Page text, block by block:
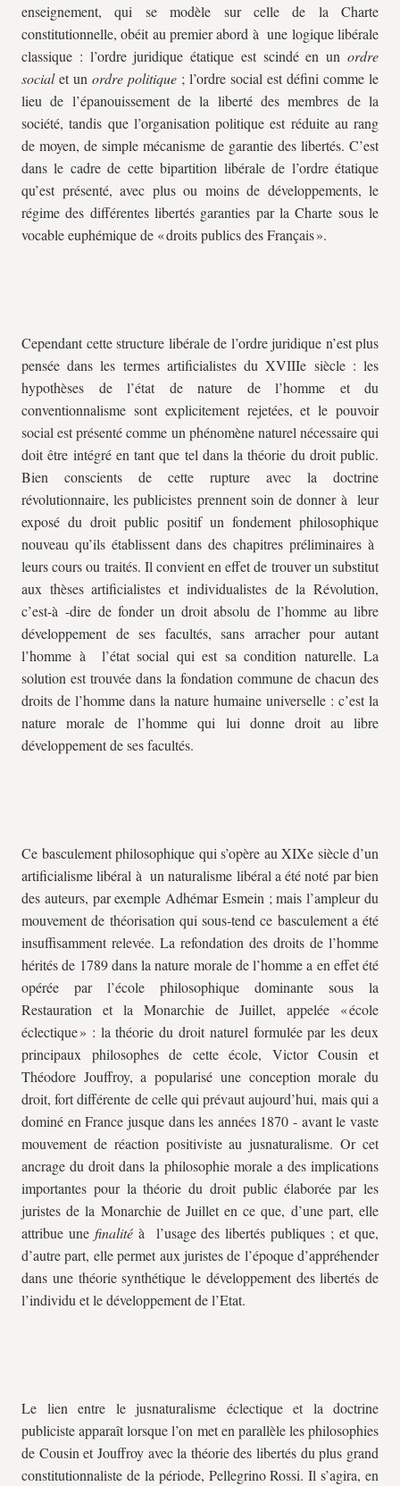
enseignement, qui se modèle sur celle de la Charte
constitutionnelle, obéit au premier abord à une logique libérale
classique : l’ordre juridique étatique est scindé en un ordre
socialet un ordre politique ; l’ordre social est défini comme le
lieu de l’épanouissement de la liberté des membres de la
société, tandis que l’organisation politique est réduite au rang
de moyen, de simple mécanisme de garantie des libertés. C’est
dans le cadre de cette bipartition libérale de l’ordre étatique
qu’est présenté, avec plus ou moins de développements, le
régime des différentes libertés garanties par la Charte sous le
vocable euphémique de « droits publics des Français ».
Cependant cette structure libérale de l’ordre juridique n’est plus
pensée dans les termes artificialistes du XVIIIe siècle : les
hypothèses de l’état de nature de l’homme et du
conventionnalisme sont explicitement rejetées, et le pouvoir
social est présenté comme un phénomène naturel nécessaire qui
doit être intégré en tant que tel dans la théorie du droit public.
Bien conscients de cette rupture avec la doctrine
révolutionnaire, les publicistes prennent soin de donner à leur
exposé du droit public positif un fondement philosophique
nouveau qu’ils établissent dans des chapitres préliminaires à
leurs cours ou traités. Il convient en effet de trouver un substitut
aux thèses artificialistes et individualistes de la Révolution,
c’est-à -dire de fonder un droit absolu de l’homme au libre
développement de ses facultés, sans arracher pour autant
l’homme à l’état social qui est sa condition naturelle. La
solution est trouvée dans la fondation commune de chacun des
droits de l’homme dans la nature humaine universelle : c’est la
nature morale de l’homme qui lui donne droit au libre
développement de ses facultés.
Ce basculement philosophique qui s’opère au XIXe siècle d’un
artificialisme libéral à un naturalisme libéral a été noté par bien
des auteurs, par exemple Adhémar Esmein ; mais l’ampleur du
mouvement de théorisation qui sous-tend ce basculement a été
insuffisamment relevée. La refondation des droits de l’homme
hérités de 1789 dans la nature morale de l’homme a en effet été
opérée par l’école philosophique dominante sous la
Restauration et la Monarchie de Juillet, appelée « école
éclectique » : la théorie du droit naturel formulée par les deux
principaux philosophes de cette école, Victor Cousin et
Théodore Jouffroy, a popularisé une conception morale du
droit, fort différente de celle qui prévaut aujourd’hui, mais qui a
dominé en France jusque dans les années 1870 - avant le vaste
mouvement de réaction positiviste au jusnaturalisme. Or cet
ancrage du droit dans la philosophie morale a des implications
importantes pour la théorie du droit public élaborée par les
juristes de la Monarchie de Juillet en ce que, d’une part, elle
attribue une finalitéà l’usage des libertés publiques ; et que,
d’autre part, elle permet aux juristes de l’époque d’appréhender
dans une théorie synthétique le développement des libertés de
l’individu et le développement de l’Etat.
Le lien entre le jusnaturalisme éclectique et la doctrine
publiciste apparaît lorsque l’on met en parallèle les philosophies
de Cousin et Jouffroy avec la théorie des libertés du plus grand
constitutionnaliste de la période, Pellegrino Rossi. Il s’agira, en